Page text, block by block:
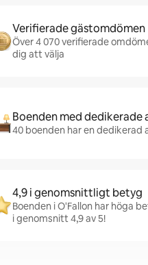
Verifierade gästomdömen
Över 4 070 verifierade
dig att välja
Boenden med
40 boenden har en dedikerad
4,9 i genomsnittligt betyg
Boenden i O'Fallon har höga
i genomsnitt 4,9 av 5!